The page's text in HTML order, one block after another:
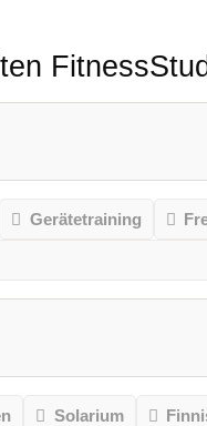
Gerätetraining
Solarium